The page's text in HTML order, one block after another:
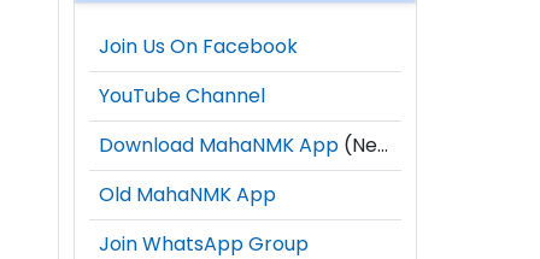
Join Us On Facebook
YouTube Channel
Download MahaNMK App (New)
Old MahaNMK App
Join WhatsApp Group